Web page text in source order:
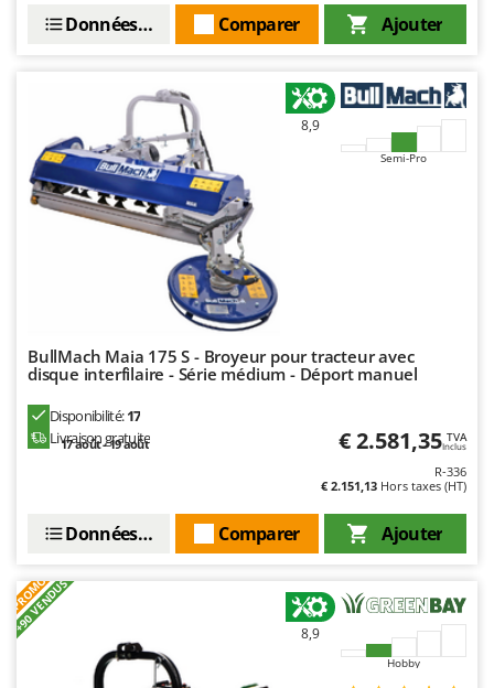
NuovaFac
Olix
OMA
Omas
Oriental Koshin
Outdoorchef
P
Palazzetti
Palumbo Pavi
Philips
Prismafood
R.G.V.
Ajouter
Comparer
Données techniques
8,9
Semi-Pro
BullMach Maia 175 S - Broyeur pour tracteur avec
disque interfilaire - Série médium - Déport manuel
Disponibilité:17
Livraison gratuite
17 août - 19 août € 2.581,35 TVA
Inclus
R-336
€ 2.151,13 Hors taxes (HT)
Ajouter
Comparer
Données techniques
PROMO
+90 VENDUS 8,9
Hobby